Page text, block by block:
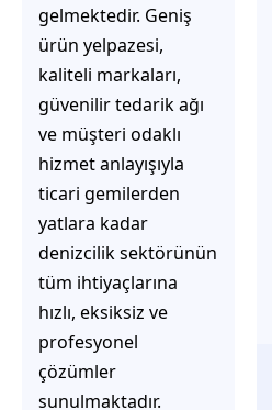
değerli iş birliği için
içtenlikle teşekkür
ediyorum. Birlikte
çalışmaktan büyük
memnuniyet duyuyor,
başarılarla dolu uzun
yıllar boyunca aynı
dayanışma ve güven
ortamında nice
projelere imza atmayı
temenni ediyorum.
Kaptan Deniz